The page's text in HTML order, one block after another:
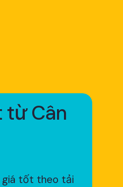
từ Cân
giá tốt theo tải